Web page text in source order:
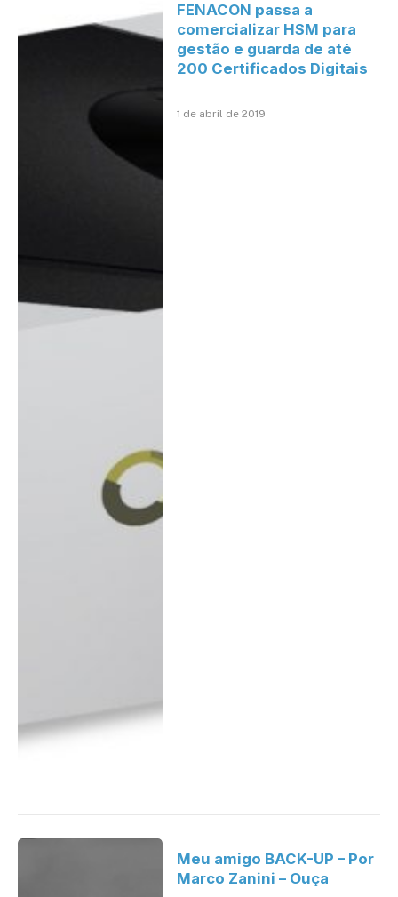
FENACON passa a
comercializar HSM para
gestão e guarda de até
200 Certificados Digitais
1 de abril de 2019
Meu amigo BACK-UP – Por
Marco Zanini – Ouça